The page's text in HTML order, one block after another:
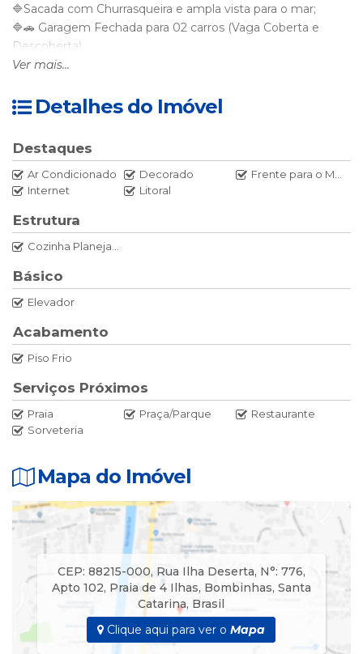
🔷️Sacada com Churrasqueira e ampla vista para o mar;
🔷️🚗 Garagem Fechada para 02 carros (Vaga Coberta e
Descoberta)
🔷️Residencial com Elevador.
⚡️⛱️Pontos Fortes
📐Área privativa 123,00 m2
PREÇO R$ 3.000.000,00
Corretor Responsável
Arno Fernando Dauer Creci 18.843
📲 +5547999672522
Ver mais...
Detalhes do Imóvel
Destaques
Ar Condicionado Decorado
Frente para o Mar
Internet
Litoral
Estrutura
Cozinha Planejada
Básico
Elevador
Acabamento
Piso Frio
Serviços Próximos
Praia Praça/Parque
Restaurante
Sorveteria
Mapa do Imóvel
CEP: 88215-000, Rua Ilha Deserta, N°: 776,
Apto 102, Praia de 4 Ilhas, Bombinhas, Santa
Catarina, Brasil
Clique aqui para ver oMapa